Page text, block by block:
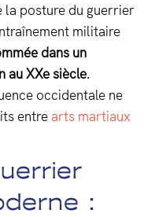
la posture du guerrier
militaire
dans un
au XXe siècle.
occidentale ne
entre arts martiaux
: